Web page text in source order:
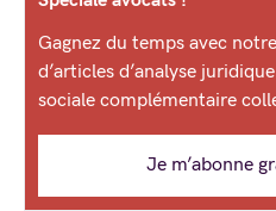
Gagnez du temps avec
d’articles d’analyse
sociale complémentaire
Je m’abonne